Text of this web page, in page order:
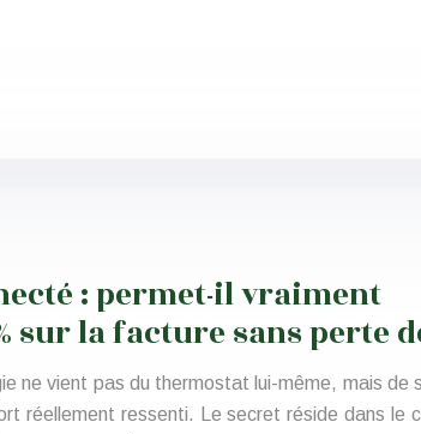
: permet-il vraiment
sur la facture sans perte
ne vient pas du thermostat lui-même, mais de
réellement ressenti. Le secret réside dans le